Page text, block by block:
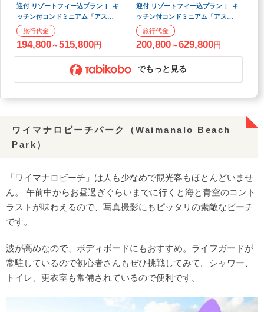
迎付 リゾートフィー込プラン ］ キ
ッチン付コンドミニアム「アスト
ン アット ザ ワイキキ バニアン（1
ベッドルーム）」泊 ＜羽田発・ア
ラスカ航空（ハワイアンブランド
194,800～515,800円
迎付 リゾートフィー込プラン ］ キ
ッチン付コンドミニアム「アスト
ン アット ザ ワイキキ バニアン（1
ベッドルーム）」泊 ＜関空発・ア
ラスカ航空（ハワイアンブランド
200,800～629,800円
でもっと見る
ワイマナロビーチパーク（Waimanalo Beach
Park）
「ワイマナロビーチ」は人も少なめで観光客もほとんどいませ
ん。 午前中からお昼過ぎぐらいまでに行くと海と青空のコント
ラストが味わえるので、写真撮影にもピッタリの素敵なビーチ
です。
波が高めなので、ボディボードにもおすすめ。ライフガードが
常駐しているので初心者さんもぜひ挑戦してみて。シャワー、
トイレ、更衣室も常備されているので便利です。